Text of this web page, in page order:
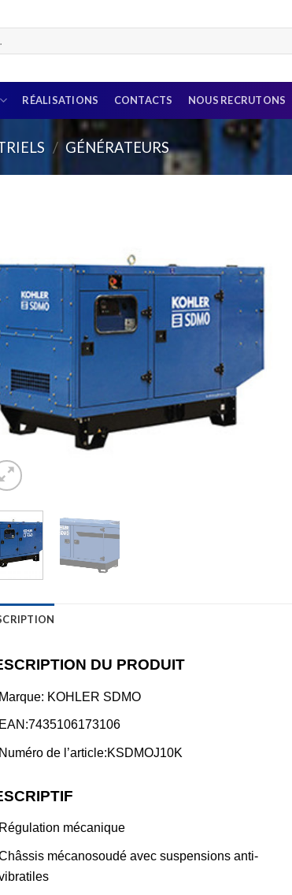
RÉALISATIONS CONTACTS NOUS RECRUTONS
/ GÉNÉRATEURS
DU PRODUIT
KOHLER SDMO
de l’article:KSDMOJ10K
mécanique
mécanosoudé avec suspensions anti-